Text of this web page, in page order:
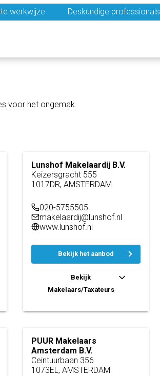
werkwijze Deskundige professionals
voor het ongemak.
Lunshof Makelaardij B.V.
Keizersgracht 555
1017DR, AMSTERDAM
020-5755505
makelaardij@lunshof.nl
www.lunshof.nl
Bekijk het aanbod
Bekijk
Makelaars/Taxateurs
PUUR Makelaars
Amsterdam B.V.
Ceintuurbaan 356
1073EL, AMSTERDAM